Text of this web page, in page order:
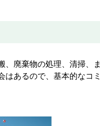
廃棄物の処理、清掃、
あるので、基本的なコ